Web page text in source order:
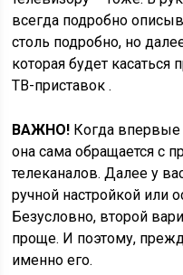
всегда подробно
столь подробно, но
которая будет
ТВ-приставок .
ВАЖНО! Когда
она сама обращается с
телеканалов. Далее у
ручной настройкой или
Безусловно, второй
проще. И поэтому,
именно его.